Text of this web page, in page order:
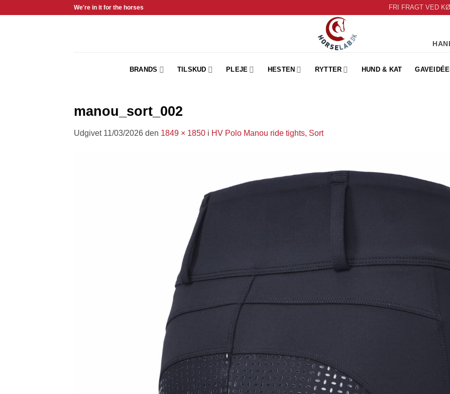
We're in it for the horses FRI FRAGT VED
BRANDS TILSKUD PLEJE HESTEN RYTTER HUND & KAT
manou_sort_002
Udgivet 11/03/2026 den 1849 × 1850 i HV Polo Manou ride tights, Sort